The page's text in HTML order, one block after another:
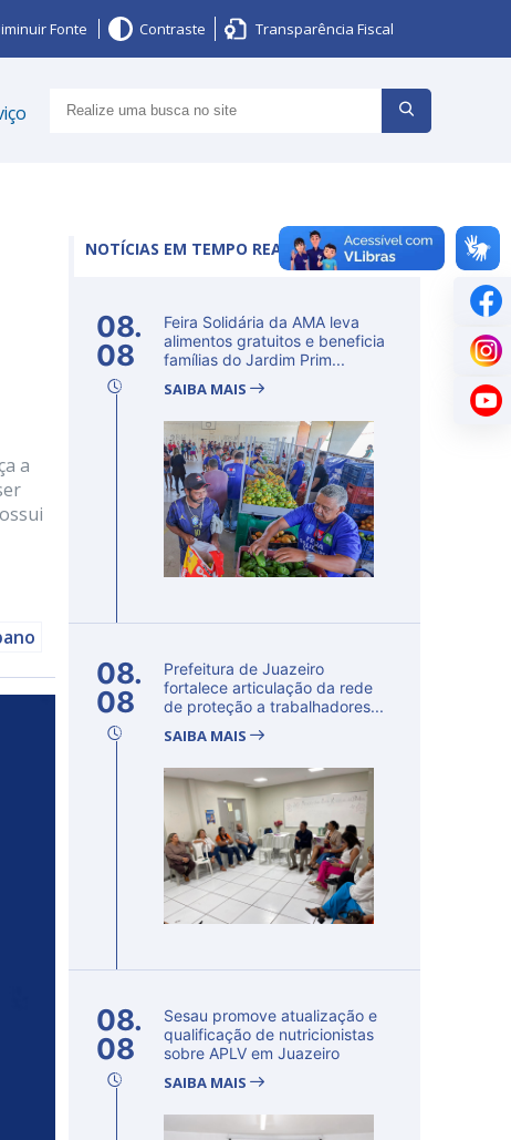
Fonte Contraste Transparência Fiscal
a
NOTÍCIAS EM TEMPO REAL
08.
08
Feira Solidária da AMA leva
alimentos gratuitos e beneficia
famílias do Jardim Prim...
SAIBA MAIS
08.
08
Prefeitura de Juazeiro
fortalece articulação da rede
de proteção a trabalhadores...
SAIBA MAIS
08.
08
Sesau promove atualização e
qualificação de nutricionistas
sobre APLV em Juazeiro
SAIBA MAIS